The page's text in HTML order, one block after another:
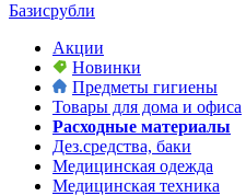
Базисрубли
Акции
Новинки
Предметы гигиены
Товары для дома и офиса
Расходные материалы
Дез.средства, баки
Медицинская одежда
Медицинская техника